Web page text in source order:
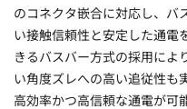
のコネクタ嵌合に対応し、バ
い接触信頼性と安定した通電
きるバスバー方式の採用によ
い角度ズレへの高い追従性も
高効率かつ高信頼な通電が可